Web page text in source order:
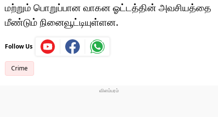
மற்றும் பொறுப்பான வாகன ஓட்டத்தின் அவசியத்தை
மீண்டும் நினைவூட்டியுள்ளன.
Follow Us
Crime